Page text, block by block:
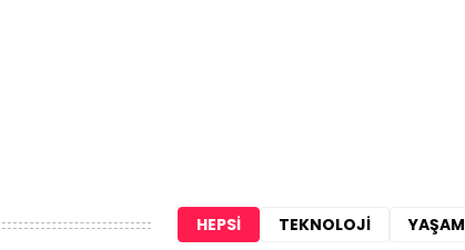
HEPSI TEKNOLOJI YAŞAM